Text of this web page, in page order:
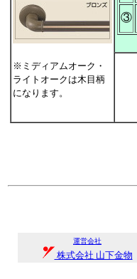
※ミディアムオーク・
ライトオークは木目柄
になります。
③
運営会社
株式会社 山下金物